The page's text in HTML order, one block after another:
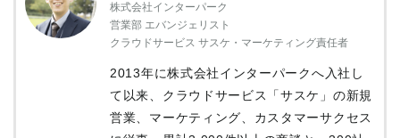
株式会社インターパーク
営業部 エバンジェリスト
クラウドサービス サスケ・マーケティング責任者
2013年に株式会社インターパークへ入社し
て以来、クラウドサービス「サスケ」の新規
営業、マーケティング、カスタマーサクセス